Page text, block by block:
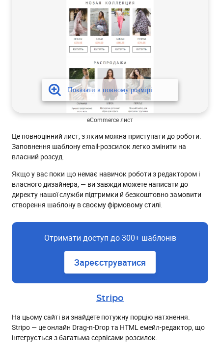
eCommerce лист
Це повноцінний лист, з яким можна приступати до роботи.
Заповнення шаблону email-розсилок легко змінити на
власний розсуд.
Якщо у вас поки що немає навичок роботи з редактором і
власного дизайнера, — ви завжди можете написати до
директу нашої служби підтримки й безкоштовно замовити
створення шаблону в своєму фірмовому стилі.
Отримати доступ до 300+ шаблонів
Зареєструватися
Stripo
На цьому сайті ви знайдете потужну порцію натхнення.
Stripo — це онлайн Drag-n-Drop та HTML емейл-редактор, що
інтегрується з багатьма сервісами розсилок.